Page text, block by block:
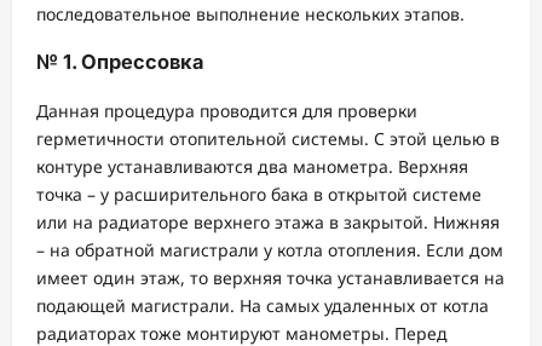
последовательное выполнение нескольких этапов.
№ 1. Опрессовка
Данная процедура проводится для проверки
герметичности отопительной системы. С этой целью в
контуре устанавливаются два манометра. Верхняя
точка – у расширительного бака в открытой системе
или на радиаторе верхнего этажа в закрытой. Нижняя
– на обратной магистрали у котла отопления. Если дом
имеет один этаж, то верхняя точка устанавливается на
подающей магистрали. На самых удаленных от котла
радиаторах тоже монтируют манометры. Перед